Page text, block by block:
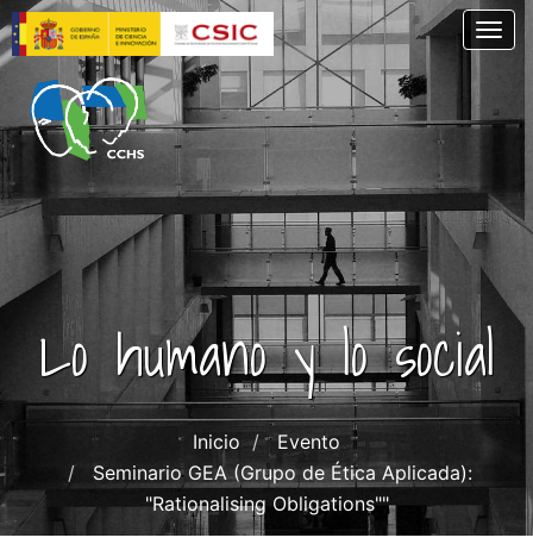
Skip
to
main
content
Lo humano y lo social
Inicio
Evento
Seminario GEA (Grupo de Ética Aplicada):
"Rationalising Obligations""